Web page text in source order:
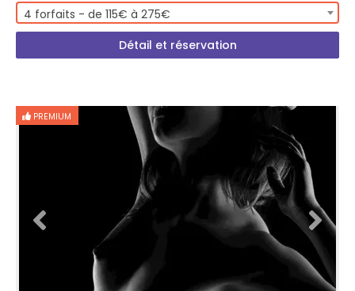
4 forfaits - de 115€ à 275€
Détail et réservation
PREMIUM